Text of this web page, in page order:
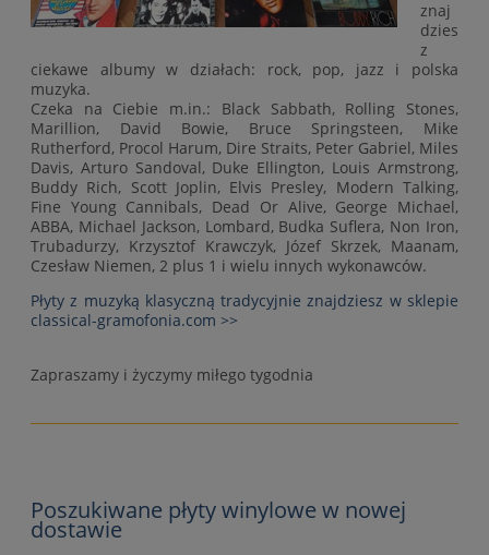
znaj
dzies
z
ciekawe albumy w działach: rock, pop, jazz i polska
muzyka.
Czeka na Ciebie m.in.: Black Sabbath, Rolling Stones,
Marillion, David Bowie, Bruce Springsteen, Mike
Rutherford, Procol Harum, Dire Straits, Peter Gabriel, Miles
Davis, Arturo Sandoval, Duke Ellington, Louis Armstrong,
Buddy Rich, Scott Joplin, Elvis Presley, Modern Talking,
Fine Young Cannibals, Dead Or Alive, George Michael,
ABBA, Michael Jackson, Lombard, Budka Suflera, Non Iron,
Trubadurzy, Krzysztof Krawczyk, Józef Skrzek, Maanam,
Czesław Niemen, 2 plus 1 i wielu innych wykonawców.
Płyty z muzyką klasyczną tradycyjnie znajdziesz w sklepie
classical-gramofonia.com >>
Zapraszamy i życzymy miłego tygodnia
Poszukiwane płyty winylowe w nowej
dostawie